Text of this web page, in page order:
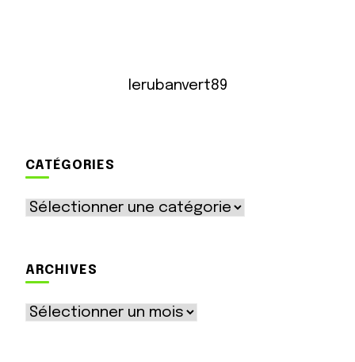
lerubanvert89
CATÉGORIES
Catégories
ARCHIVES
Archives